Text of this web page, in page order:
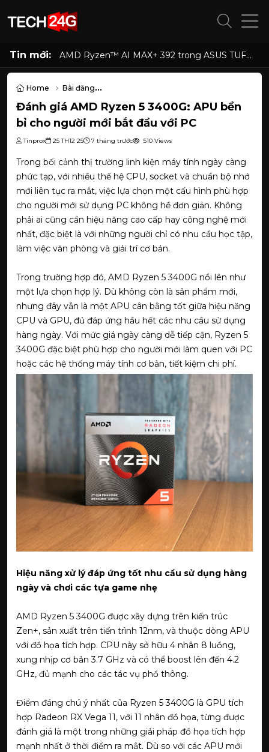
Tin mới:
AMD Ryzen™ AI MAX+ 392 trong ASUS TUF
Gaming A14 có gì đặc biệt, hiệu năng ra sao
Home
Bài đăng
Đánh giá AMD Ryzen 5 3400G: APU bền bỉ cho người mới bắt đầu
Đánh giá AMD Ryzen 5 3400G: APU bền
bỉ cho người mới bắt đầu với PC
Tinprox 25 TH12 25 7 tháng trước 510 Views
Trong bối cảnh thị trường linh kiện máy tính ngày càng
phức tạp, với nhiều thế hệ CPU, socket và chuẩn bộ nhớ
mới liên tục ra mắt, việc lựa chọn một cấu hình phù hợp
cho người mới sử dụng PC không hề đơn giản. Không
phải ai cũng cần hiệu năng cao cấp hay công nghệ mới
nhất, đặc biệt là với những người chỉ có nhu cầu học tập,
làm việc văn phòng và giải trí cơ bản.
Trong trường hợp đó, AMD Ryzen 5 3400G nổi lên như
một lựa chọn hợp lý. Dù không còn là sản phẩm mới,
nhưng đây vẫn là một APU cân bằng tốt giữa hiệu năng
CPU và GPU, đủ đáp ứng hầu hết các nhu cầu sử dụng
hàng ngày. Với mức giá ngày càng dễ tiếp cận, Ryzen 5
3400G đặc biệt phù hợp cho người mới làm quen với PC
hoặc các hệ thống máy tính cơ bản, tiết kiệm chi phí.
Hiệu năng xử lý đáp ứng tốt nhu cầu sử dụng hàng
ngày và chơi các tựa game nhẹ
AMD Ryzen 5 3400G được xây dựng trên kiến trúc
Zen+, sản xuất trên tiến trình 12nm, và thuộc dòng APU
với đồ họa tích hợp. CPU này sở hữu 4 nhân 8 luồng,
xung nhịp cơ bản 3.7 GHz và có thể boost lên đến 4.2
GHz, đủ mạnh cho các tác vụ phổ thông.
Điểm đáng chú ý nhất của Ryzen 5 3400G là GPU tích
hợp Radeon RX Vega 11, với 11 nhân đồ họa, từng được
đánh giá là một trong những giải pháp đồ họa tích hợp
mạnh nhất ở thời điểm ra mắt. Dù so với các APU mới